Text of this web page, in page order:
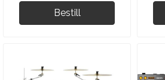
Bestill